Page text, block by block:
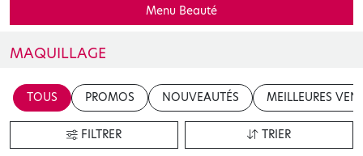
Menu Beauté
MAQUILLAGE
TOUS
PROMOS NOUVEAUTÉS MEILLEURES
FILTRER TRIER